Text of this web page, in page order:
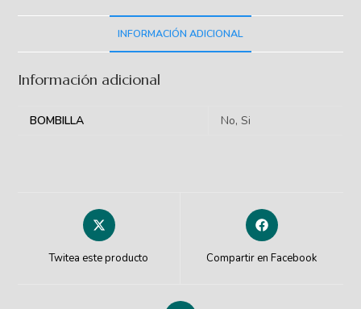
INFORMACIÓN ADICIONAL
Información adicional
BOMBILLA No, Si
Twitea este producto Compartir en Facebook